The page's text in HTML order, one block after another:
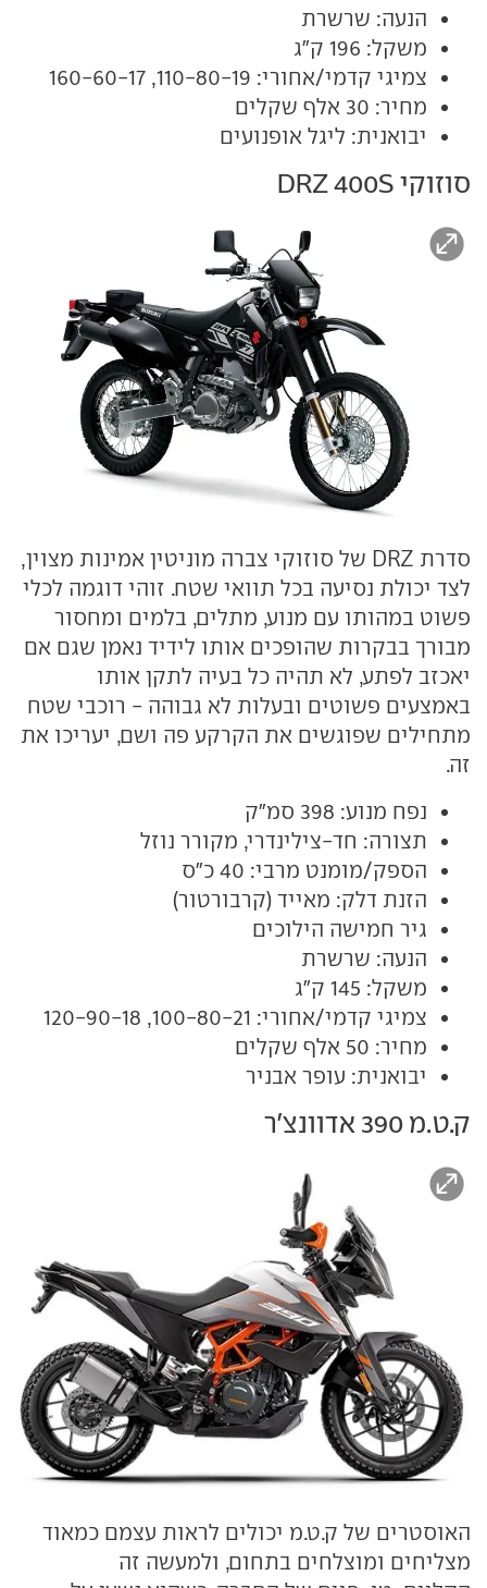
הנעה: שרשרת
משקל: 196 ק"ג
צמיגי קדמי/אחורי: 110-80-19, 160-60-17
מחיר: 30 אלף שקלים
יבואנית: ליגל אופנועים
סוזוקי DRZ 400S
סדרת DRZ של סוזוקי צברה מוניטין אמינות מצוין,
לצד יכולת נסיעה בכל תוואי שטח. זוהי דוגמה לכלי
פשוט במהותו עם מנוע, מתלים, בלמים ומחסור
מבורך בבקרות שהופכים אותו לידיד נאמן שגם אם
יאכזב לפתע, לא תהיה כל בעיה לתקן אותו
באמצעים פשוטים ובעלות לא גבוהה - רוכבי שטח
מתחילים שפוגשים את הקרקע פה ושם, יעריכו את
זה.
נפח מנוע: 398 סמ"ק
תצורה: חד-צילינדרי, מקורר נוזל
הספק/מומנט מרבי: 40 כ"ס
הזנת דלק: מאייד (קרבורטור)
גיר חמישה הילוכים
הנעה: שרשרת
משקל: 145 ק"ג
צמיגי קדמי/אחורי: 100-80-21, 120-90-18
מחיר: 50 אלף שקלים
יבואנית: עופר אבניר
ק.ט.מ 390 אדוונצ'ר
האוסטרים של ק.ט.מ יכולים לראות עצמם כמאוד
מצליחים ומוצלחים בתחום, ולמעשה זה